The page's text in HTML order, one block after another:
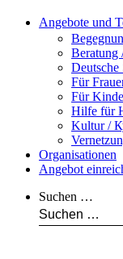
Angebote und
Beratung
Deutsche
Für
Für
Hilfe für
Kultur /
Organisationen
Angebot
Suchen …